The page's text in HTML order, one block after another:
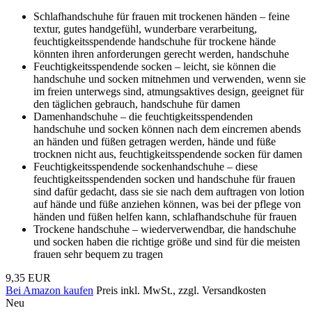
Schlafhandschuhe für frauen mit trockenen händen – feine
textur, gutes handgefühl, wunderbare verarbeitung,
feuchtigkeitsspendende handschuhe für trockene hände
könnten ihren anforderungen gerecht werden, handschuhe
Feuchtigkeitsspendende socken – leicht, sie können die
handschuhe und socken mitnehmen und verwenden, wenn sie
im freien unterwegs sind, atmungsaktives design, geeignet für
den täglichen gebrauch, handschuhe für damen
Damenhandschuhe – die feuchtigkeitsspendenden
handschuhe und socken können nach dem eincremen abends
an händen und füßen getragen werden, hände und füße
trocknen nicht aus, feuchtigkeitsspendende socken für damen
Feuchtigkeitsspendende sockenhandschuhe – diese
feuchtigkeitsspendenden socken und handschuhe für frauen
sind dafür gedacht, dass sie sie nach dem auftragen von lotion
auf hände und füße anziehen können, was bei der pflege von
händen und füßen helfen kann, schlafhandschuhe für frauen
Trockene handschuhe – wiederverwendbar, die handschuhe
und socken haben die richtige größe und sind für die meisten
frauen sehr bequem zu tragen
9,35 EUR
Bei Amazon kaufen Preis inkl. MwSt., zzgl. Versandkosten
Neu